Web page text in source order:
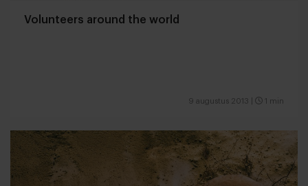
Volunteers around the world
9 augustus 2013 1 min